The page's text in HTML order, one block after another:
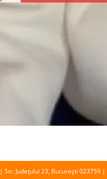
Județului 23, București 023759 |